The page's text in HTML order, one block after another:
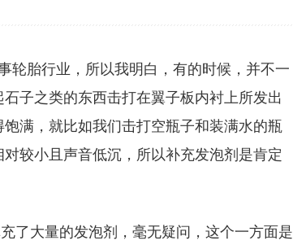
轮胎行业，所以我明白，有的时候，并不一
子之类的东西击打在翼子板内衬上所发出
满，就比如我们击打空瓶子和装满水的瓶
较小且声音低沉，所以补充发泡剂是肯定
了大量的发泡剂，毫无疑问，这个一方面是